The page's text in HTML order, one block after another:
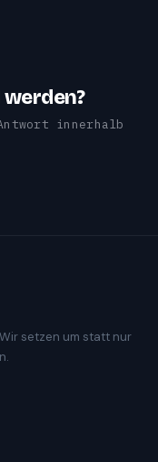
werden?
innerhalb
setzen um statt nur